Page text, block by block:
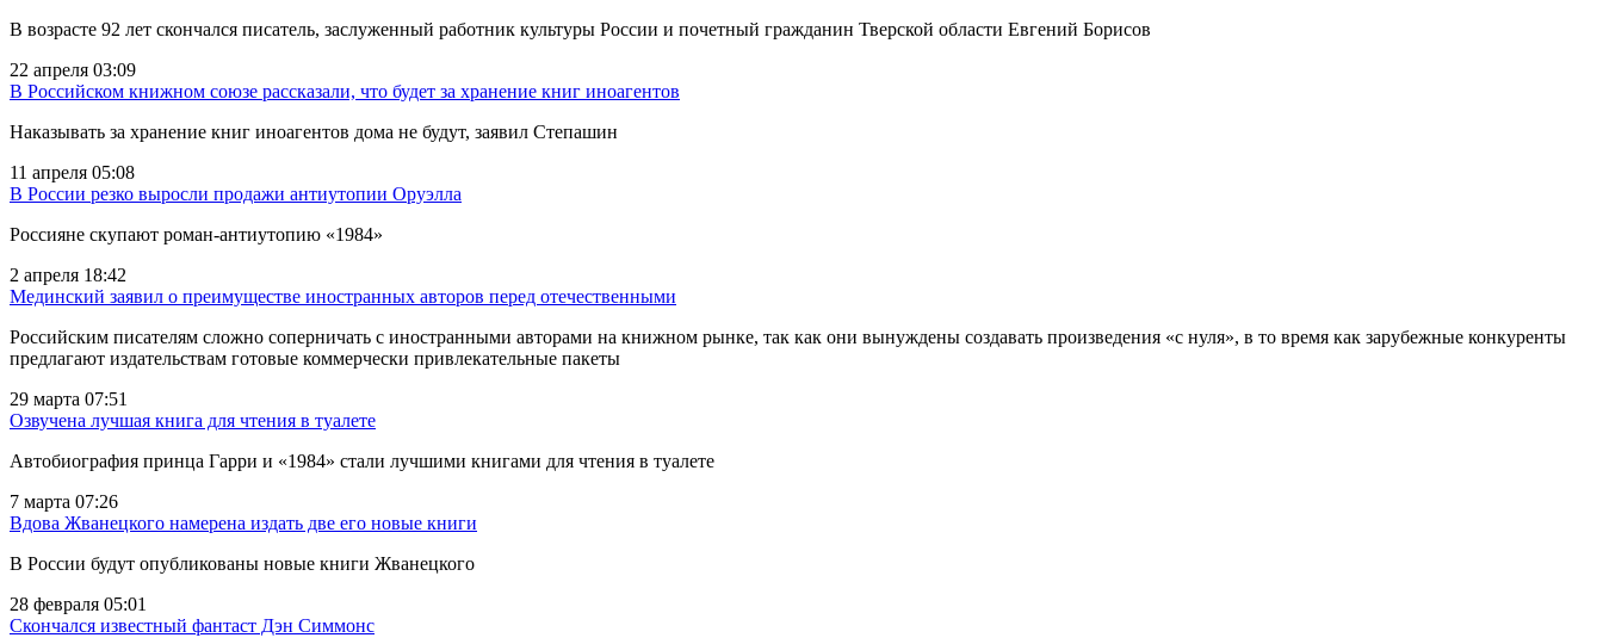
В возрасте 92 лет скончался писатель, заслуженный работник культуры России и почетный гражданин Тверской области Евгений Борисов
22 апреля 03:09
В Российском книжном союзе рассказали, что будет за хранение книг иноагентов
Наказывать за хранение книг иноагентов дома не будут, заявил Степашин
11 апреля 05:08
В России резко выросли продажи антиутопии Оруэлла
Россияне скупают роман-антиутопию «1984»
2 апреля 18:42
Мединский заявил о преимуществе иностранных авторов перед отечественными
Российским писателям сложно соперничать с иностранными авторами на книжном рынке, так как они вынуждены создавать произведения «с нуля», в то время как зарубежные конкуренты
предлагают издательствам готовые коммерчески привлекательные пакеты
29 марта 07:51
Озвучена лучшая книга для чтения в туалете
Автобиография принца Гарри и «1984» стали лучшими книгами для чтения в туалете
7 марта 07:26
Вдова Жванецкого намерена издать две его новые книги
В России будут опубликованы новые книги Жванецкого
28 февраля 05:01
Скончался известный фантаст Дэн Симмонс